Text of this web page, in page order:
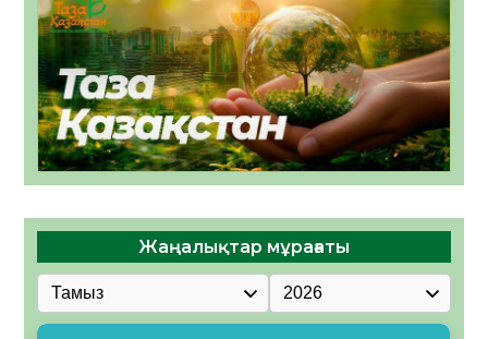
Жаңалықтар мұрағаты